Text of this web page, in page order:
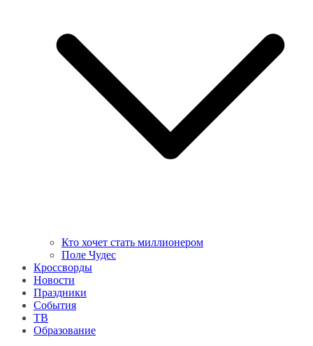
Кто хочет стать миллионером
Поле Чудес
Кроссворды
Новости
Праздники
События
ТВ
Образование